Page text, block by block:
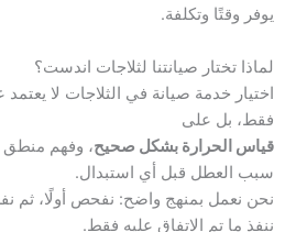
يوفر وقتًا وتكلفة.
لماذا تختار صيانتنا لثلاجات اندست؟
اختيار خدمة صيانة في الثلاجات لا يعتمد
فقط، بل على
قياس الحرارة بشكل صحيح، وفهم منطق
سبب العطل قبل أي استبدال.
نحن نعمل بمنهج واضح: نفحص أولًا، ثم
ننفذ ما تم الاتفاق عليه فقط.